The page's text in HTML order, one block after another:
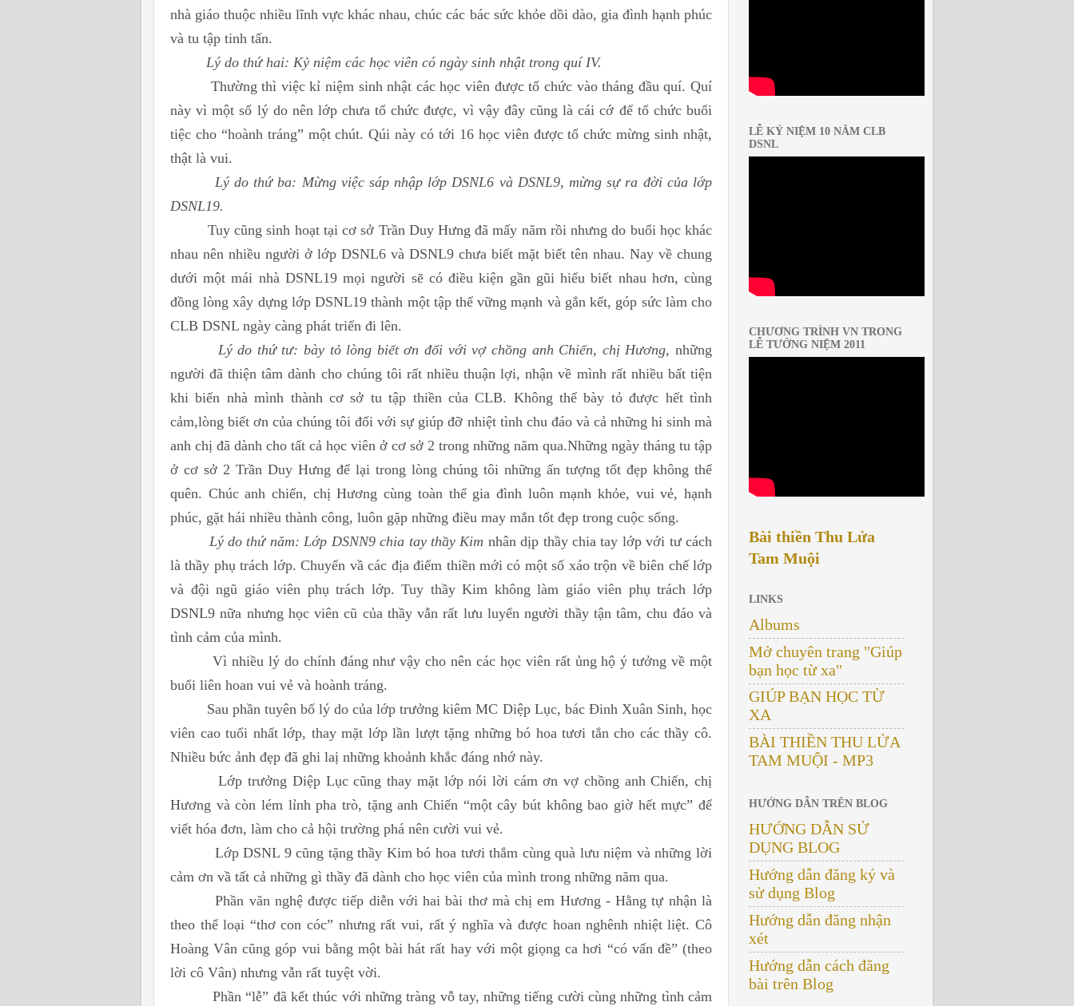
nhà giáo thuộc nhiều lĩnh vực khác nhau, chúc các bác sức khỏe dồi dào, gia đình hạnh phúc
và tu tập tinh tấn.
Lý do thứ hai: Kỷ niệm các học viên có ngày sinh nhật trong quí IV.
Thường thì việc kỉ niệm sinh nhật các học viên được tổ chức vào tháng đầu quí. Quí
này vì một số lý do nên lớp chưa tổ chức được, vì vậy đây cũng là cái cớ để tổ chức buổi
tiệc cho “hoành tráng” một chút. Qúi này có tới 16 học viên được tổ chức mừng sinh nhật,
thật là vui.
Lý do thứ ba: Mừng việc sáp nhập lớp DSNL6 và DSNL9, mừng sự ra đời của lớp
DSNL19.
Tuy cũng sinh hoạt tại cơ sở Trần Duy Hưng đã mấy năm rồi nhưng do buổi học khác
nhau nên nhiều người ở lớp DSNL6 và DSNL9 chưa biết mặt biết tên nhau. Nay về chung
dưới một mái nhà DSNL19 mọi người sẽ có điều kiện gần gũi hiểu biết nhau hơn, cùng
đồng lòng xây dựng lớp DSNL19 thành một tập thể vững mạnh và gắn kết, góp sức làm cho
CLB DSNL ngày càng phát triển đi lên.
Lý do thứ tư: bày tỏ lòng biết ơn đối với vợ chồng anh Chiến, chị Hương, những
người đã thiện tâm dành cho chúng tôi rất nhiều thuận lợi, nhận về mình rất nhiều bất tiện
khi biến nhà mình thành cơ sở tu tập thiền của CLB. Không thể bày tỏ được hết tình
cảm,lòng biết ơn của chúng tôi đối với sự giúp đỡ nhiệt tình chu đáo và cả những hi sinh mà
anh chị đã dành cho tất cả học viên ở cơ sở 2 trong những năm qua.Những ngày tháng tu tập
ở cơ sở 2 Trần Duy Hưng để lại trong lòng chúng tôi những ấn tượng tốt đẹp không thể
quên. Chúc anh chiến, chị Hương cùng toàn thể gia đình luôn mạnh khỏe, vui vẻ, hạnh
phúc, gặt hái nhiều thành công, luôn gặp những điều may mắn tốt đẹp trong cuộc sống.
Lý do thứ năm: Lớp DSNN9 chia tay thầy Kim nhân dịp thầy chia tay lớp với tư cách
là thầy phụ trách lớp. Chuyển vầ các địa điểm thiền mới có một số xáo trộn về biên chế lớp
và đội ngũ giáo viên phụ trách lớp. Tuy thầy Kim không làm giáo viên phụ trách lớp
DSNL9 nữa nhưng học viên cũ của thầy vẫn rất lưu luyến người thầy tận tâm, chu đáo và
tình cảm của mình.
Vì nhiều lý do chính đáng như vậy cho nên các học viên rất ủng hộ ý tưởng về một
buổi liên hoan vui vẻ và hoành tráng.
Sau phần tuyên bố lý do của lớp trưởng kiêm MC Diệp Lục, bác Đinh Xuân Sinh, học
viên cao tuổi nhất lớp, thay mặt lớp lần lượt tặng những bó hoa tươi tắn cho các thầy cô.
Nhiều bức ảnh đẹp đã ghi laị những khoảnh khắc đáng nhớ này.
Lớp trưởng Diệp Lục cũng thay mặt lớp nói lời cám ơn vợ chồng anh Chiến, chị
Hương và còn lém lỉnh pha trò, tặng anh Chiến “một cây bút không bao giờ hết mực” để
viết hóa đơn, làm cho cả hội trường phá nên cười vui vẻ.
Lớp DSNL 9 cũng tặng thầy Kim bó hoa tươi thắm cùng quà lưu niệm và những lời
cảm ơn vầ tất cả những gì thầy đã dành cho học viên của mình trong những năm qua.
Phần văn nghệ được tiếp diễn với hai bài thơ mà chị em Hương - Hằng tự nhận là
theo thể loại “thơ con cóc” nhưng rất vui, rất ý nghĩa và được hoan nghênh nhiệt liệt. Cô
Hoàng Vân cũng góp vui bằng một bài hát rất hay với một giọng ca hơi “có vấn đề” (theo
lời cô Vân) nhưng vẫn rất tuyệt vời.
Phần “lễ” đã kết thúc với những tràng vỗ tay, những tiếng cười cùng những tình cảm
LỄ KỶ NIỆM 10 NĂM CLB
DSNL
CHƯƠNG TRÌNH VN TRONG
LỄ TƯỞNG NIỆM 2011
Bài thiền Thu Lửa
Tam Muội
LINKS
Albums
Mở chuyên trang "Giúp
bạn học từ xa"
GIÚP BẠN HỌC TỪ
XA
BÀI THIỀN THU LỬA
TAM MUỘI - MP3
HƯỚNG DẪN TRÊN BLOG
HƯỚNG DẪN SỬ
DỤNG BLOG
Hướng dẫn đăng ký và
sử dụng Blog
Hướng dẫn đăng nhận
xét
Hướng dẫn cách đăng
bài trên Blog